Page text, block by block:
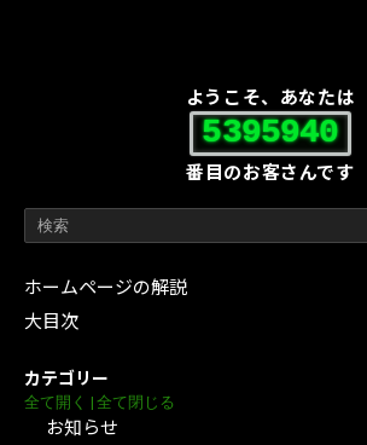
ようこそ、あなたは
5395940
番目のお客さんです
ホームページの解説
大目次
カテゴリー
全て開く | 全て閉じる
お知らせ